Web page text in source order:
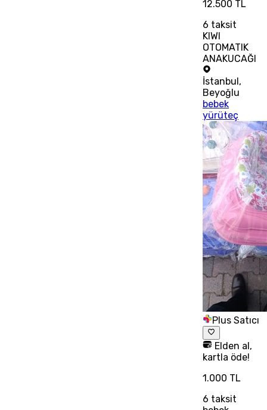
12.500 TL
6 taksit
KIWI
OTOMATIK
ANAKUCAĞI
İstanbul ,
Beyoğlu
bebek
yürüteç
Plus Satıcı
Elden al,
kartla öde!
1.000 TL
6 taksit